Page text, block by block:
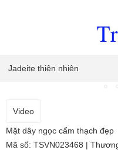
Jadeite thiên nhiên
Video
Mặt dây ngọc cẩm thạch đẹp
Mã số: TSVN023468 |